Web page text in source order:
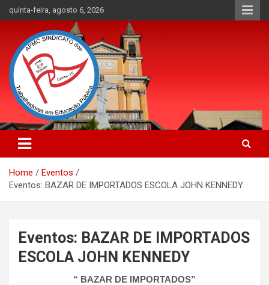
to
quinta-feira, agosto 6, 2026
APMC Sindicato: Sindicato dos
Trabalhadores em Educação
Pública
APMC Sindicato dos Trabalhadores em educação pública do
município de Colombo, Estado do Paraná. Nenhum Direito a
Menos!
Home
Eventos
Eventos: BAZAR DE IMPORTADOS ESCOLA JOHN KENNEDY
Eventos: BAZAR DE IMPORTADOS
ESCOLA JOHN KENNEDY
“ BAZAR DE IMPORTADOS”